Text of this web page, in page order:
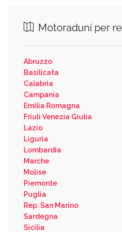
Motoraduni per
Abruzzo
Basilicata
Calabria
Campania
Emilia Romagna
Friuli Venezia Giulia
Lazio
Liguria
Lombardia
Marche
Molise
Piemonte
Puglia
Rep. San Marino
Sardegna
Sicilia